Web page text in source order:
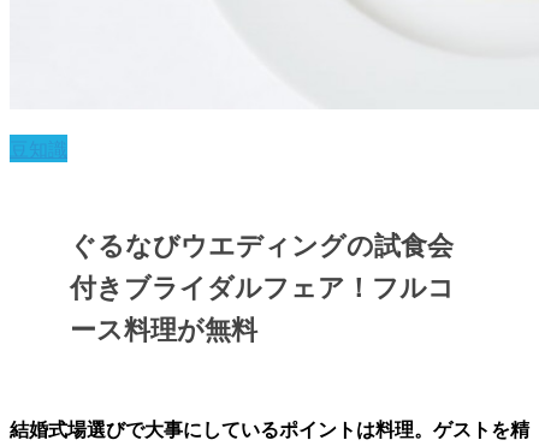
豆知識
ぐるなびウエディングの試食会
付きブライダルフェア！フルコ
ース料理が無料
結婚式場選びで大事にしているポイントは料理。ゲストを精